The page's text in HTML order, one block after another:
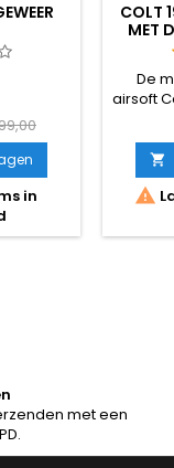
in
COLT
MET
De
airsoft
de


met een